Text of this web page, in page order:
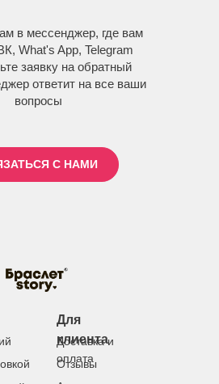
в мессенджер, где вам
What's App, Telegram
заявку на обратный
ответит на все ваши
вопросы
С НАМИ
Для
клиента
Доставка и
оплата
Отзывы